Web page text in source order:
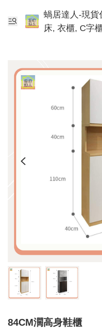
蝸居達人-現貨
床, 衣櫃, C字
84CM濶高身鞋櫃